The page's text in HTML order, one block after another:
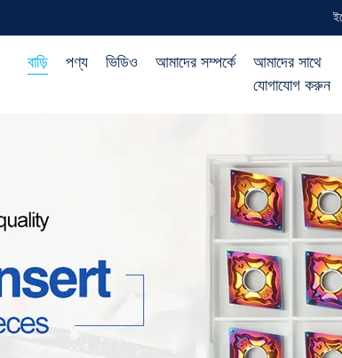
বাড়ি পণ্য ভিডিও আমাদের সম্পর্কে
আমাদের সাথে
যোগাযোগ করুন